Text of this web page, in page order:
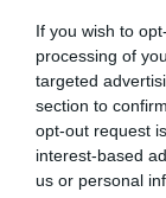
If you wish to
processing of
targeted
section to
opt-out request
interest-based
us or personal
TAGS:
ΠΡΟΓΡΑΜΜΑΤΑ
Φωτιά στη